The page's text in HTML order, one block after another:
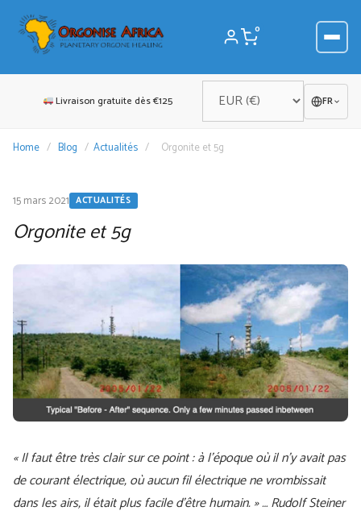
contenu
0
Livraison gratuite dès €125 FR
Home / Blog / Actualités / Orgonite et 5g
15 mars 2021 ACTUALITÉS
Orgonite et 5g
« Il faut être très clair sur ce point : à l’époque où il n’y avait pas
de courant électrique, où aucun fil électrique ne vrombissait
dans les airs, il était plus facile d’être humain. » … Rudolf Steiner